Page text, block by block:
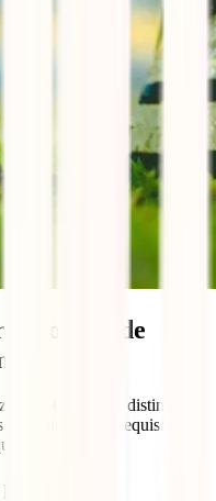
al torneo de
en tres países distintos,
cumplir con los requisitos de